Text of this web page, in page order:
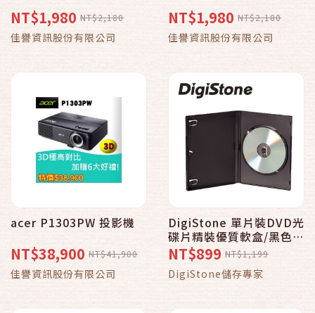
NT$1,980 NT$2,180
佳譽資訊股份有限公司
NT$1,980 NT$2,180
佳譽資訊股份有限公司
acer P1303PW 投影機
NT$38,900 NT$41,900
佳譽資訊股份有限公司
DigiStone 單片裝DVD光
碟片精裝優質軟盒/黑色
100PCS
NT$899 NT$1,199
DigiStone儲存專家